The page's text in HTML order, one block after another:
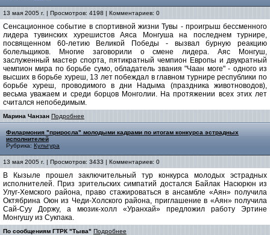
13 мая 2005 г. | Просмотров: 4198 | Комментариев: 0
Сенсационное событие в спортивной жизни Тувы - проигрыш бессменного
лидера тувинских хурешистов Аяса Монгуша на последнем турнире,
посвященном 60-летию Великой Победы - вызвал бурную реакцию
болельщиков. Многие заговорили о смене лидера. Аяс Монгуш,
заслуженный мастер спорта, пятикратный чемпион Европы и двукратный
чемпион мира по борьбе сумо, обладатель звания "Чаан моге" - одного из
высших в борьбе хуреш, 13 лет побеждал в главном турнире республики по
борьбе хуреш, проводимого в дни Надыма (праздника животноводов),
весьма уважаем и среди борцов Монголии. На протяжении всех этих лет
считался непобедимым.
Марина Чанзан Подробнее
Филармония "приросла" молодыми кадрами по итогам конкурса эстрадных
исполнителей
Рубрика: Культура
13 мая 2005 г. | Просмотров: 3433 | Комментариев: 0
В Кызыле прошел заключительный тур конкурса молодых эстрадных
исполнителей. Приз зрительских симпатий достался Байлак Насюрюн из
Улуг-Хемского района, право стажироваться в ансамбле «Аян» получила
Октябрина Оюн из Чеди-Холского района, приглашение в «Аян» получила
Сай-Суу Доржу, а мюзик-холл «Уранхай» предложил работу Эртине
Монгушу из Сукпака.
По сообщениям ГТРК "Тыва" Подробнее